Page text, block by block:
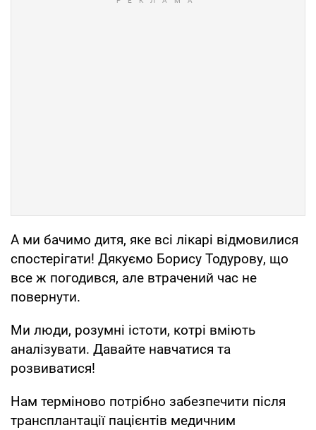
А ми бачимо дитя, яке всі лікарі відмовилися
спостерігати! Дякуємо Борису Тодурову, що
все ж погодився, але втрачений час не
повернути.
Ми люди, розумні істоти, котрі вміють
аналізувати. Давайте навчатися та
розвиватися!
Нам терміново потрібно забезпечити після
трансплантації пацієнтів медичним